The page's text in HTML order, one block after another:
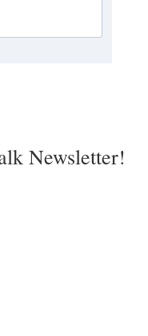
Newsletter!